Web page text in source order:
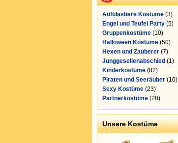
Aufblasbare Kostüme (3)
Engel und Teufel Party (5)
Gruppenkostüme (10)
Halloween Kostüme (50)
Hexen und Zauberer (7)
Junggesellenabschied (1)
Kinderkostüme (82)
Piraten und Seeräuber (10)
Sexy Kostüme (23)
Partnerkostüme (28)
Unsere Kostüme